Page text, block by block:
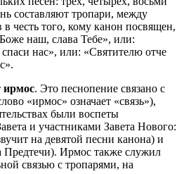
составляют тропари, между
честь того, кому канон посвящен,
наш, слава Тебе», или:
нас», или: «Святителю отче
ирмос. Это песнопение связано с
«ирмос» означает «связь»),
были воспеты
и участниками Завета Нового:
на девятой песни канона) и
Предтечи). Ирмос также служил
связью с тропарями, на